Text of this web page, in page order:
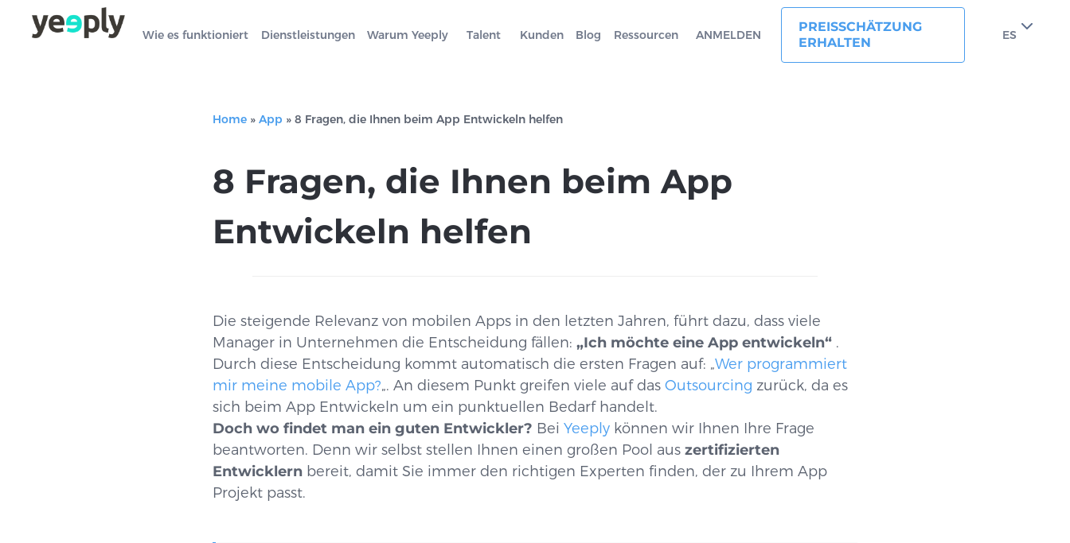
Wie es funktioniert Dienstleistungen Warum Yeeply Talent Kunden Blog Ressourcen ANMELDEN
PREISSCHÄTZUNG
ERHALTEN
ES
Home » App » 8 Fragen, die Ihnen beim App Entwickeln helfen
8 Fragen, die Ihnen beim App
Entwickeln helfen
Die steigende Relevanz von mobilen Apps in den letzten Jahren, führt dazu, dass viele
Manager in Unternehmen die Entscheidung fällen: „Ich möchte eine App entwickeln“ .
Durch diese Entscheidung kommt automatisch die ersten Fragen auf: „Wer programmiert
mir meine mobile App?„. An diesem Punkt greifen viele auf das Outsourcing zurück, da es
sich beim App Entwickeln um ein punktuellen Bedarf handelt.
Doch wo findet man ein guten Entwickler? Bei Yeeply können wir Ihnen Ihre Frage
beantworten. Denn wir selbst stellen Ihnen einen großen Pool aus zertifizierten
Entwicklern bereit, damit Sie immer den richtigen Experten finden, der zu Ihrem App
Projekt passt.